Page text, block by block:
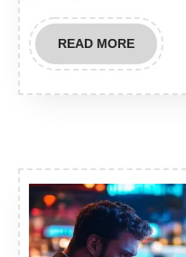
READ MOREREAD
MORE